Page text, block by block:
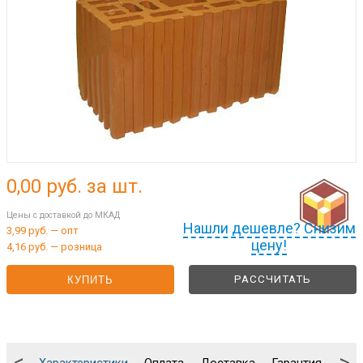
Нашли дешевле? Снизим
цену!
0,00 руб. за шт.
Цены с доставкой до МКАД
3,99 руб. — опт
4,16 руб. — розница
КУПИТЬ РАССЧИТАТЬ